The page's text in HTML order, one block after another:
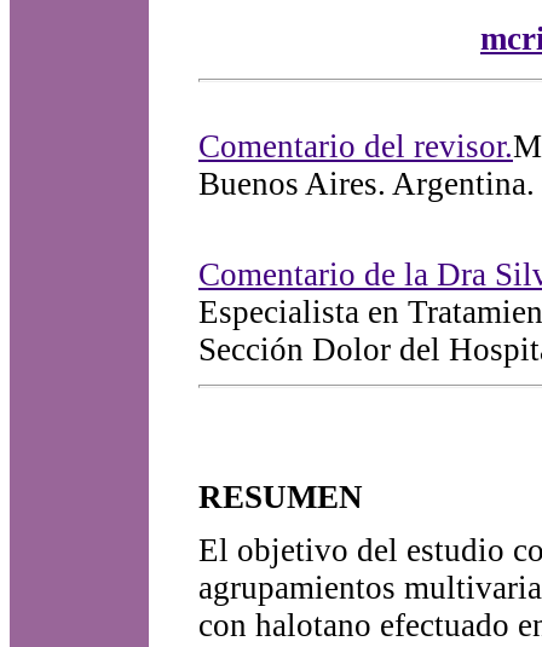
Comentario del revisor.
Buenos Aires. Argentina.
Comentario de la Dra
Especialista en
Sección Dolor del
RESUMEN
El objetivo del estudio
agrupamientos
con halotano efectuado